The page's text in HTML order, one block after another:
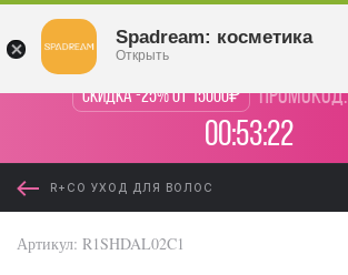
Скидка -25% от 15000₽ промокод:
00:53:22
R+CO УХОД ДЛЯ ВОЛОС
Артикул: R1SHDAL02C1
Spadream: косметика
Открыть